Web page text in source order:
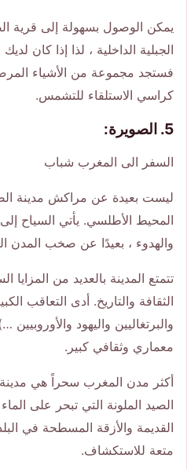
يمكن الوصول بسهولة إلى قرية
الجبلية الداخلية ، لذا إذا كان
فستجد مجموعة من الأشياء
كراسي الاستلقاء للتشمس.
5. الصويرة:
السفر الى المغرب شباب
ليست بعيدة عن مراكش مدينة
المحيط الأطلسي. يأتي السياح
والهدوء ، بعيدًا عن صخب المدن
تتمتع المدينة بالعديد من المزايا
الثقافة والتاريخ. أدى التعاقب
والبرتغاليين واليهود
معماري وثقافي كبير.
أكثر مدن المغرب سحراً هي مدينة
الصيد الملونة التي تبحر على
القديمة والأزقة المسطحة في
متعة للاستكشاف.